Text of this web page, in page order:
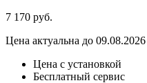
7 170 руб.
Цена актуальна до 09.08.2026
Цена с установкой
Бесплатный сервис